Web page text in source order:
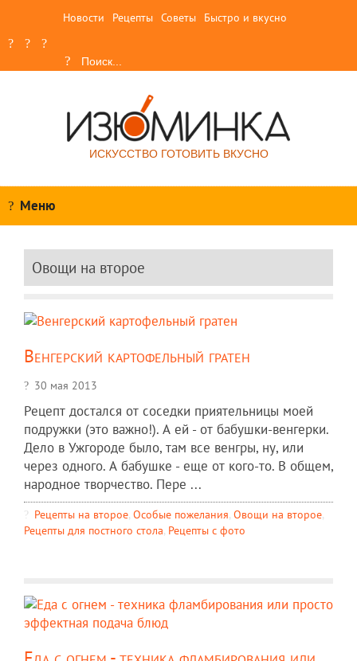
Новости Рецепты Советы Быстро и вкусно
ИСКУССТВО ГОТОВИТЬ ВКУСНО
Меню
Овощи на второе
Венгерский картофельный гратен
30 мая 2013
Рецепт достался от соседки приятельницы моей
подружки (это важно!). А ей - от бабушки-венгерки.
Дело в Ужгороде было, там все венгры, ну, или
через одного. А бабушке - еще от кого-то. В общем,
народное творчество. Пере ...
Рецепты на второе, Особые пожелания, Овощи на второе,
Рецепты для постного стола, Рецепты c фото